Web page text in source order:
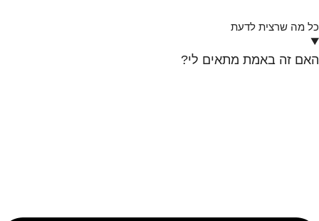
כל מה שרצית לדעת
האם זה באמת מתאים לי?